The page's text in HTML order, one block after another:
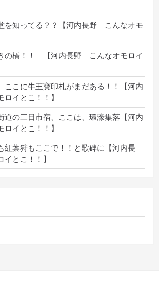
を知ってる？？【河内長野 こんなオモ
の橋！！ 【河内長野 こんなオモロイ
ここに牛王寶印札がまだある！！【河内
イとこ！！】
の三日市宿、ここは、環濠集落【河内
イとこ！！】
紅葉狩もここで！！と歌碑に【河内長
とこ！！】